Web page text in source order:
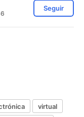
Seguir
virtual